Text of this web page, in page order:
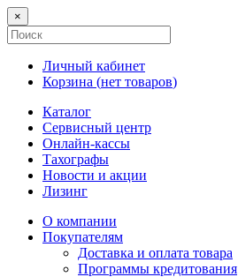
×
Личный кабинет
Корзина (нет товаров)
Каталог
Сервисный центр
Онлайн-кассы
Тахографы
Новости и акции
Лизинг
О компании
Покупателям
Доставка и оплата товара
Программы кредитования